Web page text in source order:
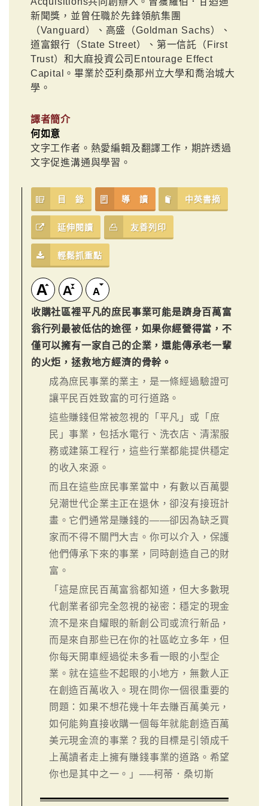
新聞獎，並曾任職於先鋒領航集團
（Vanguard）、高盛（Goldman Sachs）、
道富銀行（State Street）、第一信託（First
Trust）和大麻投資公司Entourage Effect
Capital。畢業於亞利桑那州立大學和喬治城大
學。
譯者簡介
何如意
文字工作者。熱愛編輯及翻譯工作，期許透過
文字促進溝通與學習。
目 錄 導 讀 中英書摘
延伸閱讀 友善列印
輕鬆抓重點
收購社區裡平凡的庶民事業可能是躋身百萬富
翁行列最被低估的途徑，如果你經營得當，不
僅可以擁有一家自己的企業，還能傳承老一輩
的火炬，拯救地方經濟的骨幹。
成為庶民事業的業主，是一條經過驗證可
讓平民百姓致富的可行道路。
這些賺錢但常被忽視的「平凡」或「庶
民」事業，包括水電行、洗衣店、清潔服
務或建築工程行，這些行業都能提供穩定
的收入來源。
而且在這些庶民事業當中，有數以百萬嬰
兒潮世代企業主正在退休，卻沒有接班計
畫。它們通常是賺錢的——卻因為缺乏買
家而不得不關門大吉。你可以介入，保護
他們傳承下來的事業，同時創造自己的財
富。
「這是庶民百萬富翁都知道，但大多數現
代創業者卻完全忽視的祕密：穩定的現金
流不是來自耀眼的新創公司或流行新品，
而是來自那些已在你的社區屹立多年，但
你每天開車經過從未多看一眼的小型企
業。就在這些不起眼的小地方，無數人正
在創造百萬收入。現在問你一個很重要的
問題：如果不想花幾十年去賺百萬美元，
如何能夠直接收購一個每年就能創造百萬
美元現金流的事業？我的目標是引領成千
上萬讀者走上擁有賺錢事業的道路。希望
你也是其中之一。」──柯蒂．桑切斯